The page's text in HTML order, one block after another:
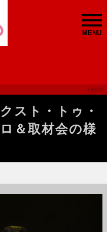
MENU
スト・トゥ・
＆取材会の様